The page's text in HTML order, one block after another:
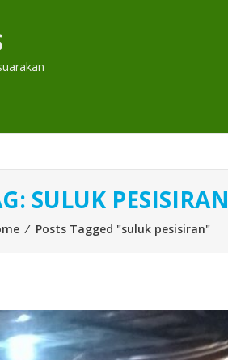
SULUK PESISIRAN
⁄ Posts Tagged "suluk pesisiran"